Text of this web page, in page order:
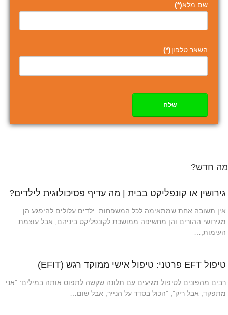
שם מלא(*)
השאר טלפון(*)
שלח
מה חדש?
גירושין או קונפליקט בבית | מה עדיף פסיכולוגית לילדים?
אין תשובה אחת שמתאימה לכל המשפחות. ילדים עלולים להיפגע הן
מגירושי ההורים והן מחשיפה ממושכת לקונפליקט ביניהם, אבל עוצמת
העימות,…
טיפול EFT פרטני: טיפול אישי ממוקד רגש (EFIT)
רבים מהפונים לטיפול מגיעים עם תלונה שקשה לתפוס אותה במילים: "אני
מתפקד, אבל ריק", "הכול בסדר על הנייר, אבל שום…